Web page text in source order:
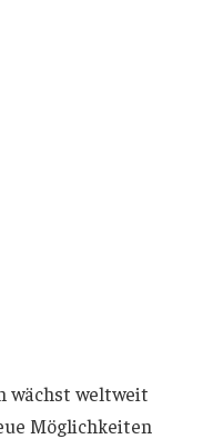
wächst weltweit
Möglichkeiten